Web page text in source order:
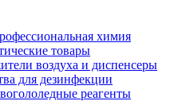
химия
товары
воздуха и диспенсеры
для дезинфекции
реагенты